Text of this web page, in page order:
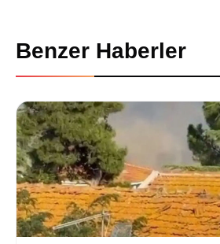
Benzer Haberler